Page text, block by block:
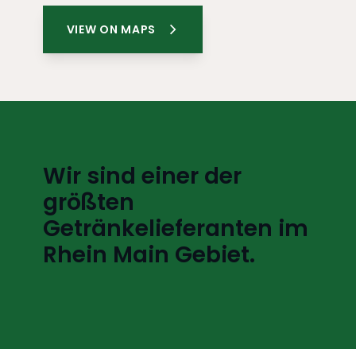
VIEW ON MAPS
Wir sind einer der
größten
Getränkelieferanten im
Rhein Main Gebiet.